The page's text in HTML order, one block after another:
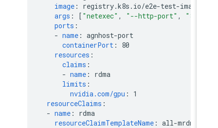
image: registry.k8s.io/e2e-test-
args: ["netexec", "--http-port"
ports
- name: agnhost-port
containerPort:
resources
claims
- name: rdma
limits
nvidia.com/gpu
resourceClaims
- name: rdma
resourceClaimTemplateName: all-mrdma